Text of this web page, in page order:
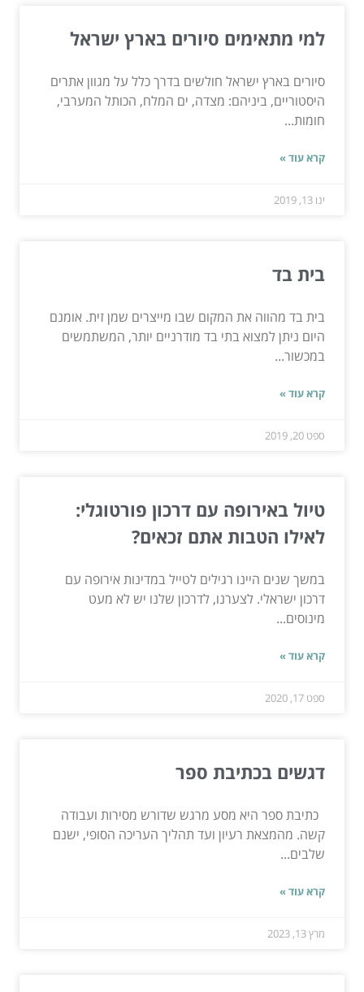
למי מתאימים סיורים בארץ ישראל
סיורים בארץ ישראל חולשים בדרך כלל על מגוון אתרים
היסטוריים, ביניהם: מצדה, ים המלח, הכותל המערבי,
חומות...
קרא עוד »
ינו 13, 2019
בית בד
בית בד מהווה את המקום שבו מייצרים שמן זית. אומנם
היום ניתן למצוא בתי בד מודרניים יותר, המשתמשים
במכשור...
קרא עוד »
ספט 20, 2019
טיול באירופה עם דרכון פורטוגלי:
לאילו הטבות אתם זכאים?
במשך שנים היינו רגילים לטייל במדינות אירופה עם
דרכון ישראלי. לצערנו, לדרכון שלנו יש לא מעט
מינוסים...
קרא עוד »
ספט 17, 2020
דגשים בכתיבת ספר
כתיבת ספר היא מסע מרגש שדורש מסירות ועבודה
קשה. מהמצאת רעיון ועד תהליך העריכה הסופי, ישנם
שלבים...
קרא עוד »
מרץ 13, 2023